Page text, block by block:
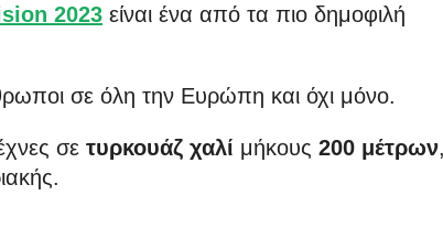
2023 είναι ένα από τα πιο δημοφιλή
σε όλη την Ευρώπη και όχι μόνο.
σε τυρκουάζ χαλί μήκους 200 μέτρων